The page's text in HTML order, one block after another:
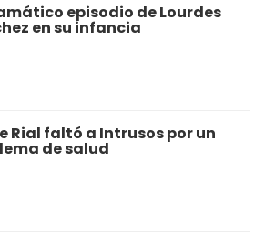
episodio de Lourdes
en su infancia
Rial faltó a Intrusos por un
de salud